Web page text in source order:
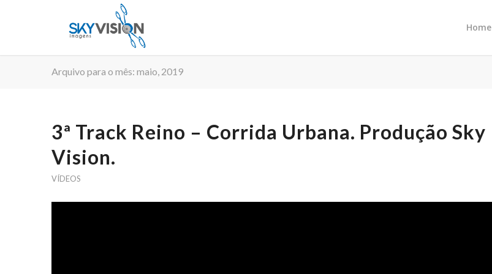
Home
Arquivo para o mês: maio, 2019
3ª Track Reino – Corrida Urbana. Produção Sky
Vision.
VÍDEOS